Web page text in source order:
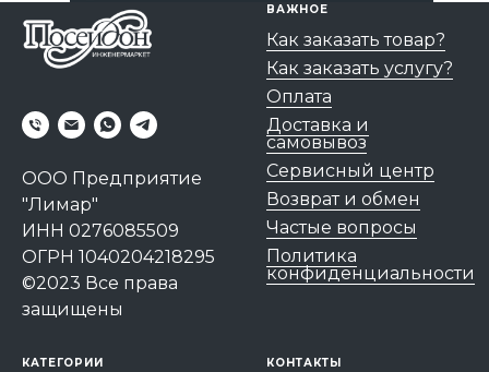
ООО Предприятие
"Лимар"
ИНН 0276085509
ОГРН 1040204218295
©2023 Все права
защищены
ВАЖНОЕ
Как заказать товар?
Как заказать услугу?
Оплата
Доставка и
самовывоз
Сервисный центр
Возврат и обмен
Частые вопросы
Политика
конфиденциальности
КАТЕГОРИИ КОНТАКТЫ